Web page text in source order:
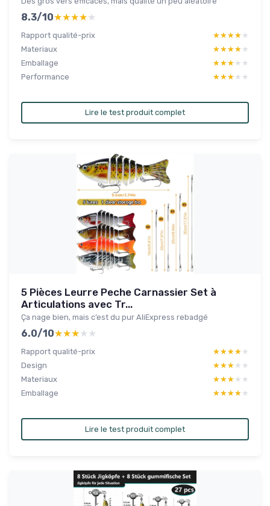
8.3/10★★★★★
★★★★★
Rapport qualité-prix ★★★★★
★★★★★
Materiaux
★★★★★
★★★★★
Emballage
★★★★★
★★★★★
Performance
★★★★★
★★★★★
Lire le test produit complet
5 Pièces Leurre Peche Carnassier Set à
Articulations avec Tr...
Ça nage bien, mais c’est du pur AliExpress rebadgé
6.0/10★★★★★
★★★★★
Rapport qualité-prix ★★★★★
★★★★★
Design
★★★★★
★★★★★
Materiaux
★★★★★
★★★★★
Emballage
★★★★★
★★★★★
Lire le test produit complet